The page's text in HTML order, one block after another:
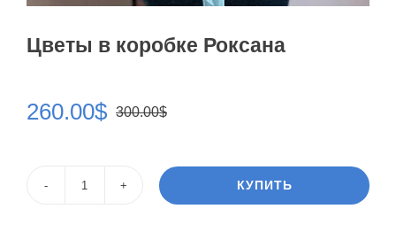
Цветы в коробке Роксана
300.00$Первоначальная
составляла
300.00$.
260.00$
Текущая
260.00$.КУПИТЬ